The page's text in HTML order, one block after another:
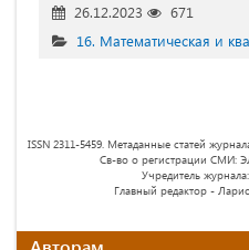
26.12.2023
671
16. Математическая и
ISSN 2311-5459. Метаданные статей
Св-во о регистрации СМИ:
Учредитель
Главный редактор -